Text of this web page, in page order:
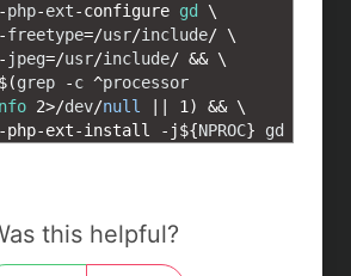
-php-ext-configure gd
\
-freetype=/usr/include/ \
- jpeg=/usr/include/ && \
$(grep -c ^processor
2>/dev/null 1 ) && \
-php-ext-install - j${NPROC} gd
this helpful?